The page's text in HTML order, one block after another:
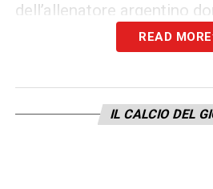
dell’allenatore argentino
Ultime notizie Calcio
La notizia ha
READ MORE
IL CALCIO DEL